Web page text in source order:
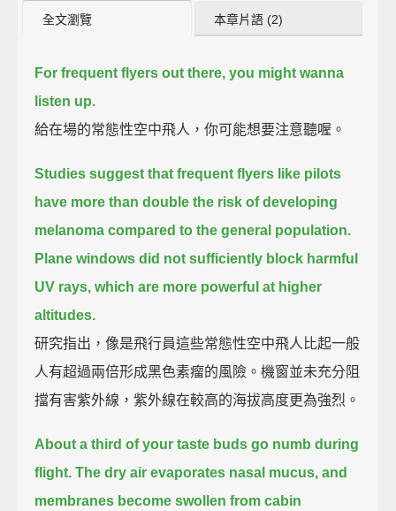
全文瀏覽 本章片語 (2)
For frequent flyers out there, you might wanna
listen up.
給在場的常態性空中飛人，你可能想要注意聽喔。
Studies suggest that frequent flyers like pilots
have more than double the risk of developing
melanoma compared to the general population.
Plane windows did not sufficiently block harmful
UV rays, which are more powerful at higher
altitudes.
研究指出，像是飛行員這些常態性空中飛人比起一般
人有超過兩倍形成黑色素瘤的風險。機窗並未充分阻
擋有害紫外線，紫外線在較高的海拔高度更為強烈。
About a third of your taste buds go numb during
flight. The dry air evaporates nasal mucus, and
membranes become swollen from cabin